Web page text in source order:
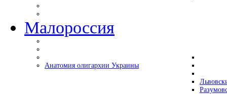
Малороссия
Анатомия олигархии Украины